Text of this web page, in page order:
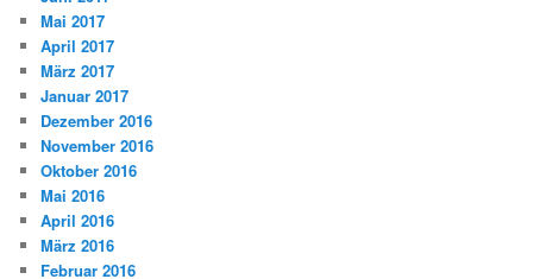
Mai 2017
April 2017
März 2017
Januar 2017
Dezember 2016
November 2016
Oktober 2016
Mai 2016
April 2016
März 2016
Februar 2016